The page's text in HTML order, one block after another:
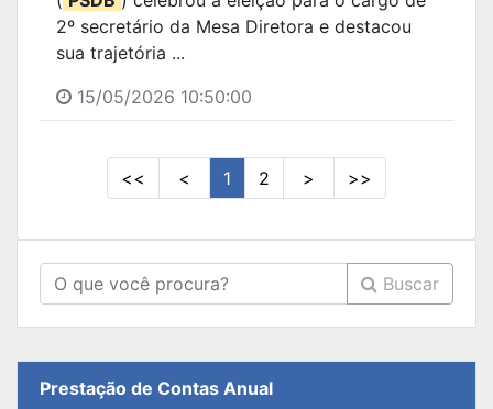
2º secretário da Mesa Diretora e destacou
sua trajetória ...
15/05/2026 10:50:00
<< < 1 2 > >>
Buscar
Prestação de Contas Anual